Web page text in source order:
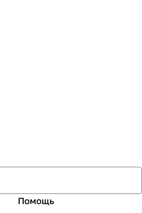
Помощь